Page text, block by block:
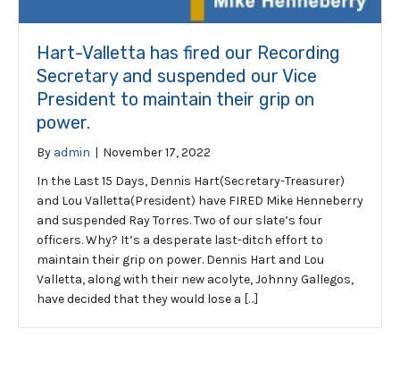
Hart-Valletta has fired our Recording
Secretary and suspended our Vice
President to maintain their grip on
power.
By admin | November 17, 2022
In the Last 15 Days, Dennis Hart(Secretary-Treasurer)
and Lou Valletta(President) have FIRED Mike Henneberry
and suspended Ray Torres. Two of our slate’s four
officers. Why? It’s a desperate last-ditch effort to
maintain their grip on power. Dennis Hart and Lou
Valletta, along with their new acolyte, Johnny Gallegos,
have decided that they would lose a […]